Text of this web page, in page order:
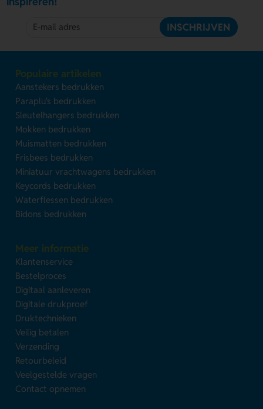
INSCHRIJVEN
Populaire artikelen
Aanstekers bedrukken
Paraplu's bedrukken
Sleutelhangers bedrukken
Mokken bedrukken
Muismatten bedrukken
Frisbees bedrukken
Miniatuur vrachtwagens bedrukken
Keycords bedrukken
Waterflessen bedrukken
Bidons bedrukken
Meer informatie
Klantenservice
Bestelproces
Digitaal aanleveren
Digitale drukproef
Druktechnieken
Veilig betalen
Verzending
Retourbeleid
Veelgestelde vragen
Contact opnemen